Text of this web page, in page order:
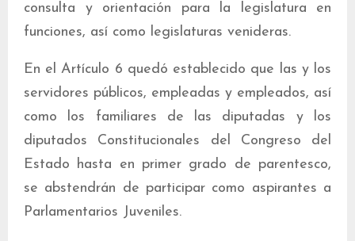
consulta y orientación para la legislatura en
funciones, así como legislaturas venideras.
En el Artículo 6 quedó establecido que las y los
servidores públicos, empleadas y empleados, así
como los familiares de las diputadas y los
diputados Constitucionales del Congreso del
Estado hasta en primer grado de parentesco,
se abstendrán de participar como aspirantes a
Parlamentarios Juveniles.